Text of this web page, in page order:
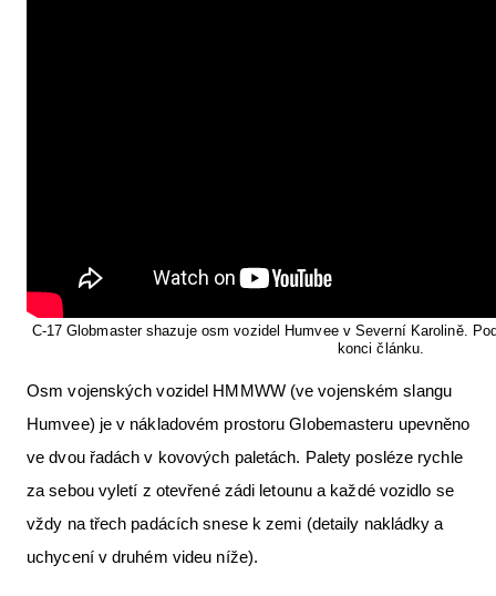
C-17 Globmaster shazuje osm vozidel Humvee v Severní Karolině.
konci článku.
Osm vojenských vozidel HMMWW (ve vojenském slangu
Humvee) je v nákladovém prostoru Globemasteru upevněno
ve dvou řadách v kovových paletách. Palety posléze rychle
za sebou vyletí z otevřené zádi letounu a každé vozidlo se
vždy na třech padácích snese k zemi (detaily nakládky a
uchycení v druhém videu níže).